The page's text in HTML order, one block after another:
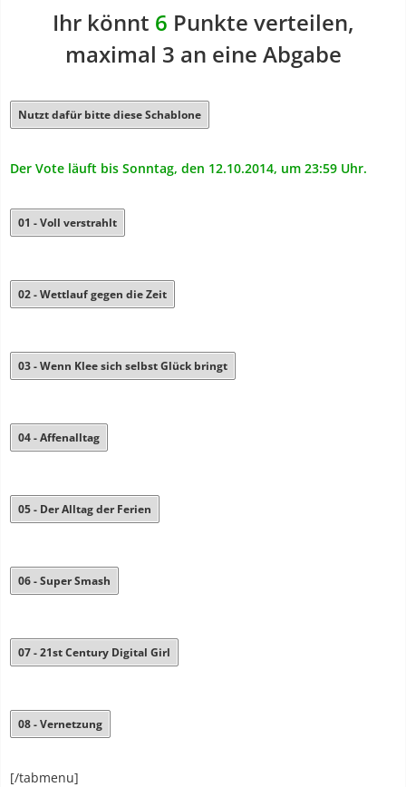
Ihr könnt 6 Punkte verteilen,
maximal 3 an eine Abgabe
Nutzt dafür bitte diese Schablone
Der Vote läuft bis Sonntag, den 12.10.2014, um 23:59 Uhr.
01 - Voll verstrahlt
02 - Wettlauf gegen die Zeit
03 - Wenn Klee sich selbst Glück bringt
04 - Affenalltag
05 - Der Alltag der Ferien
06 - Super Smash
07 - 21st Century Digital Girl
08 - Vernetzung
[/tabmenu]